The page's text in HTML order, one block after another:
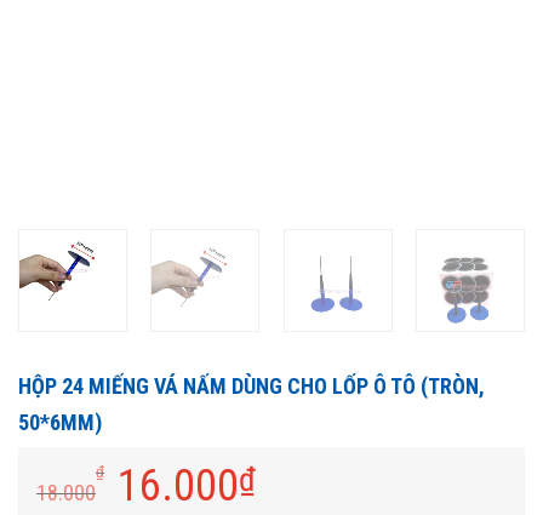
HỘP 24 MIẾNG VÁ NẤM DÙNG CHO LỐP Ô TÔ (TRÒN,
50*6MM)
18.000
₫ 16.000₫